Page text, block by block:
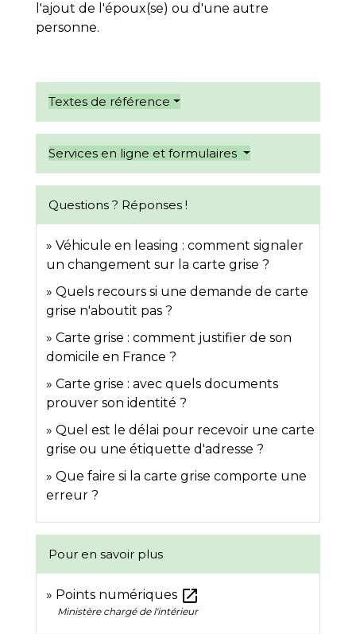
l'ajout de l'époux(se) ou d'une autre
personne.
Textes de référence
Services en ligne et formulaires
Questions ? Réponses !
Véhicule en leasing : comment signaler
un changement sur la carte grise ?
Quels recours si une demande de carte
grise n'aboutit pas ?
Carte grise : comment justifier de son
domicile en France ?
Carte grise : avec quels documents
prouver son identité ?
Quel est le délai pour recevoir une carte
grise ou une étiquette d'adresse ?
Que faire si la carte grise comporte une
erreur ?
Pour en savoir plus
Points numériques open_in_new
Ministère chargé de l'intérieur